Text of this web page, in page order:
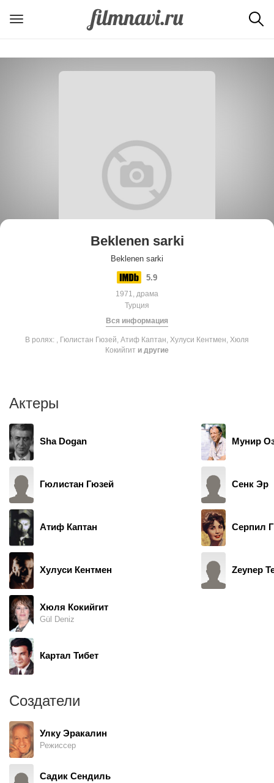
Beklenen sarki
Beklenen sarki
5.9
1971, драма
Турция
Вся информация
В ролях: , Гюлистан Гюзей, Атиф Каптан, Хулуси Кентмен, Хюля
Кокийгит и другие
Актеры
Sha Dogan
Гюлистан Гюзей
Атиф Каптан
Хулуси Кентмен
Хюля Кокийгит
Gül Deniz
Картал Тибет
Мунир
Сенк Эр
Серпил
Zeynep
Создатели
Улку Эракалин
Режиссер
Садик Сендиль